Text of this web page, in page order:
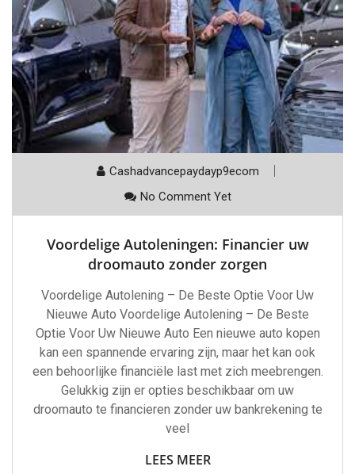
Cashadvancepaydayp9ecom
No Comment Yet
Voordelige Autoleningen: Financier uw
droomauto zonder zorgen
Voordelige Autolening – De Beste Optie Voor Uw
Nieuwe Auto Voordelige Autolening – De Beste
Optie Voor Uw Nieuwe Auto Een nieuwe auto kopen
kan een spannende ervaring zijn, maar het kan ook
een behoorlijke financiële last met zich meebrengen.
Gelukkig zijn er opties beschikbaar om uw
droomauto te financieren zonder uw bankrekening te
veel
LEES MEER